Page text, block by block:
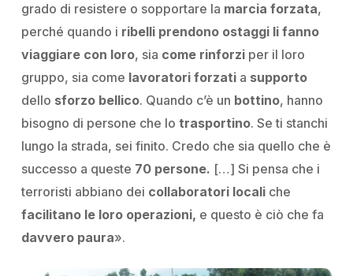
grado di resistere o sopportare la marcia forzata,
perché quando i ribelli prendono ostaggi li fanno
viaggiare con loro, sia come rinforzi per il loro
gruppo, sia come lavoratori forzati a supporto
dello sforzo bellico. Quando c’è un bottino, hanno
bisogno di persone che lo trasportino. Se ti stanchi
lungo la strada, sei finito. Credo che sia quello che è
successo a queste 70 persone. […] Si pensa che i
terroristi abbiano dei collaboratori locali che
facilitano le loro operazioni, e questo è ciò che fa
davvero paura».